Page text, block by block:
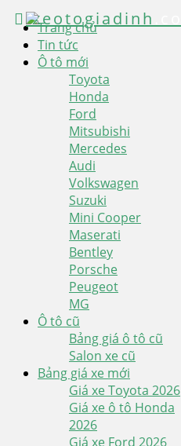
Trang chủ
Tin tức
Ô tô mới
Toyota
Honda
Ford
Mitsubishi
Mercedes
Audi
Volkswagen
Suzuki
Mini Cooper
Maserati
Bentley
Porsche
Peugeot
MG
Ô tô cũ
Bảng giá ô tô cũ
Salon xe cũ
Bảng giá xe mới
Giá xe Toyota 2026
Giá xe ô tô Honda
2026
Giá xe Ford 2026
xeotogiadinh